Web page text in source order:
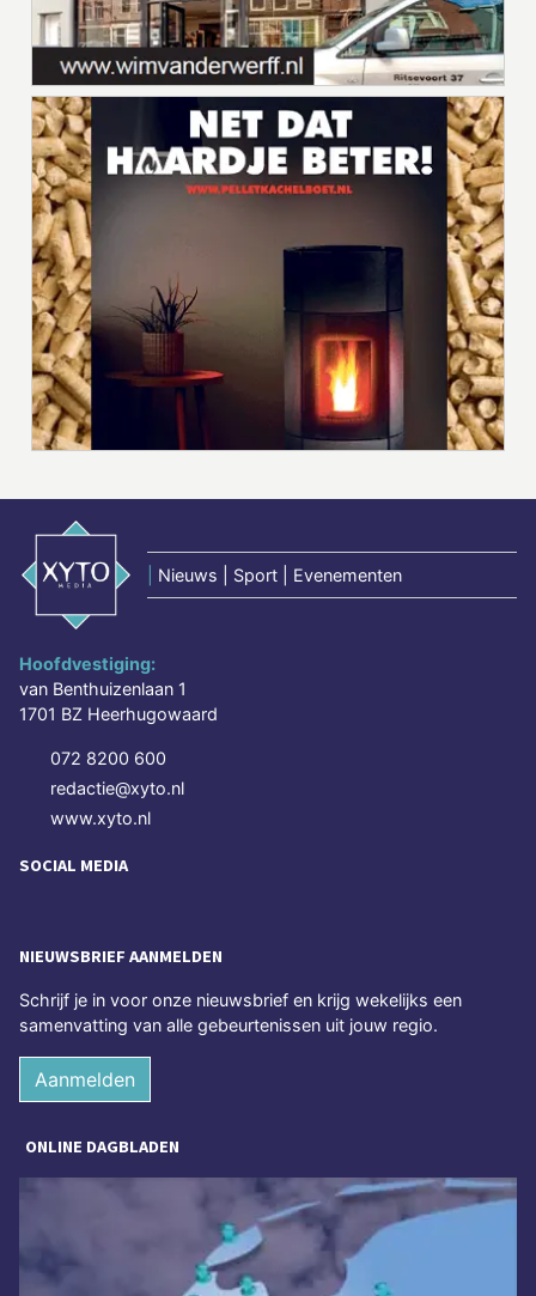
Nieuws | Sport | Evenementen
Hoofdvestiging:
van Benthuizenlaan 1
1701 BZ Heerhugowaard
072 8200 600
redactie@xyto.nl
www.xyto.nl
SOCIAL MEDIA
NIEUWSBRIEF AANMELDEN
Schrijf je in voor onze nieuwsbrief en krijg wekelijks een
samenvatting van alle gebeurtenissen uit jouw regio.
Aanmelden
ONLINE DAGBLADEN